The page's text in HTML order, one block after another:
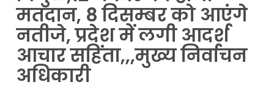
मतदान, 8 दिसम्बर को आएंगे
नतीजे, प्रदेश में लगी आदर्श
आचार सहिंता,,,मुख्य निर्वाचन
अधिकारी